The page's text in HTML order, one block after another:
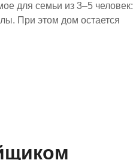
для семьи из 3–5 человек:
При этом дом остается